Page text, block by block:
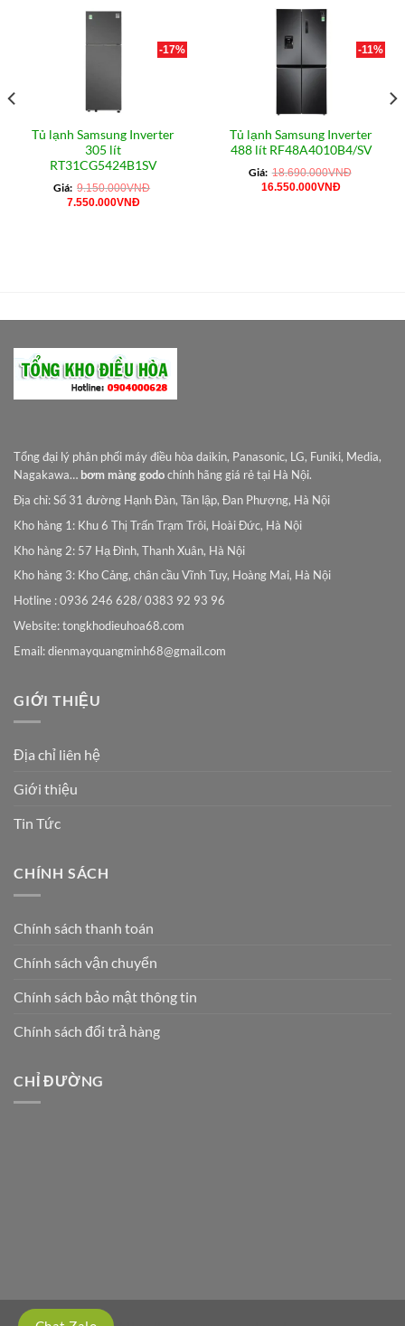
-17%
Tủ lạnh Samsung Inverter
305 lít
RT31CG5424B1SV
Giá: 9.150.000VNĐ
Giá
7.550.000VNĐGiá
-11%
Tủ lạnh Samsung Inverter
488 lít RF48A4010B4/SV
Giá: 18.690.000VNĐ
Giá
16.550.000VNĐGiá
Tổng đại lý phân phối máy điều hòa daikin, Panasonic, LG, Funiki, Media,
Nagakawa… bơm màng godochính hãng giá rẻ tại Hà Nội.
Địa chỉ: Số 31 đường Hạnh Đàn, Tân lập, Đan Phượng, Hà Nội
Kho hàng 1: Khu 6 Thị Trấn Trạm Trôi, Hoài Đức, Hà Nội
Kho hàng 2: 57 Hạ Đình, Thanh Xuân, Hà Nội
Kho hàng 3: Kho Cảng, chân cầu Vĩnh Tuy, Hoàng Mai, Hà Nội
Hotline : 0936 246 628/ 0383 92 93 96
Website: tongkhodieuhoa68.com
Email:dienmayquangminh68@gmail.com
GIỚI THIỆU
Địa chỉ liên hệ
Giới thiệu
Tin Tức
CHÍNH SÁCH
Chính sách thanh toán
Chính sách vận chuyển
Chính sách bảo mật thông tin
Chính sách đổi trả hàng
CHỈ ĐƯỜNG